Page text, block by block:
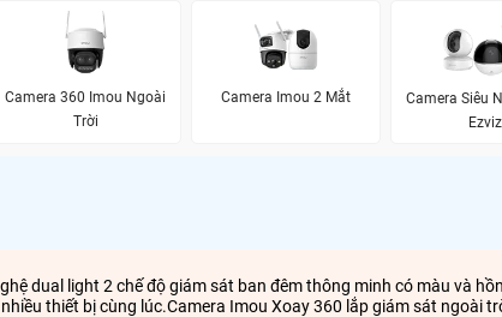
Camera 360 Imou Ngoài
Trời
Camera Imou 2 Mắt
Camera Siêu
Ezviz
dual light 2 chế độ giám sát ban đêm thông minh có màu và
thiết bị cùng lúc.Camera Imou Xoay 360 lắp giám sát ngoài